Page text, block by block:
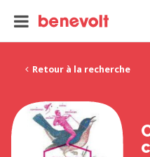
Retour à la recherche